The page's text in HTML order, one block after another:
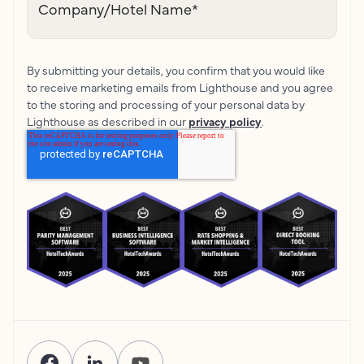
Company/Hotel Name*
By submitting your details, you confirm that you would like
to receive marketing emails from Lighthouse and you agree
to the storing and processing of your personal data by
Lighthouse as described in our privacy policy.